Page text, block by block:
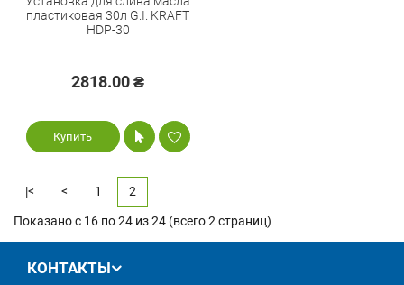
пластиковая 30л G.I. KRAFT
HDP-30
2818.00 ₴
Купить
|< < 1 2
Показано с 16 по 24 из 24 (всего 2 страниц)
КОНТАКТЫ